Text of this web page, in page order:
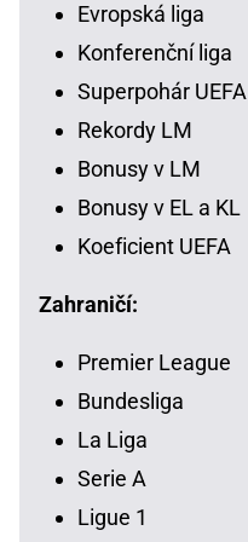
Evropská liga
Konferenční liga
Superpohár UEFA
Rekordy LM
Bonusy v LM
Bonusy v EL a KL
Koeficient UEFA
Zahraničí:
Premier League
Bundesliga
La Liga
Serie A
Ligue 1